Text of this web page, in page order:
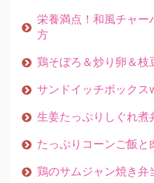
栄養満点！和風チャー
方
鶏そぼろ＆炒り卵＆
サンドイッチボック
生姜たっぷりしぐれ煮
たっぷりコーンご飯
鶏のサムジャン焼き弁